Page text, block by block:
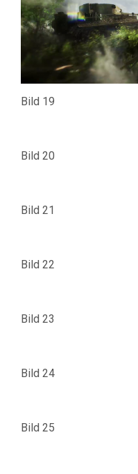
Bild 19
Bild 20
Bild 21
Bild 22
Bild 23
Bild 24
Bild 25